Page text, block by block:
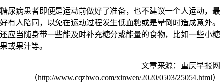
糖尿病患者即便是运动前做好了准备，也不建议一个人运动，最
好有人陪同，以免在运动过程发生低血糖或是晕倒时造成意外。
还应当随身带一些能及时补充糖分或能量的食物，比如一些小糖
果或果汁等。
文章来源：重庆早报网
（http://www.cqzbwo.com/xinwen/2020/0503/25054.html）